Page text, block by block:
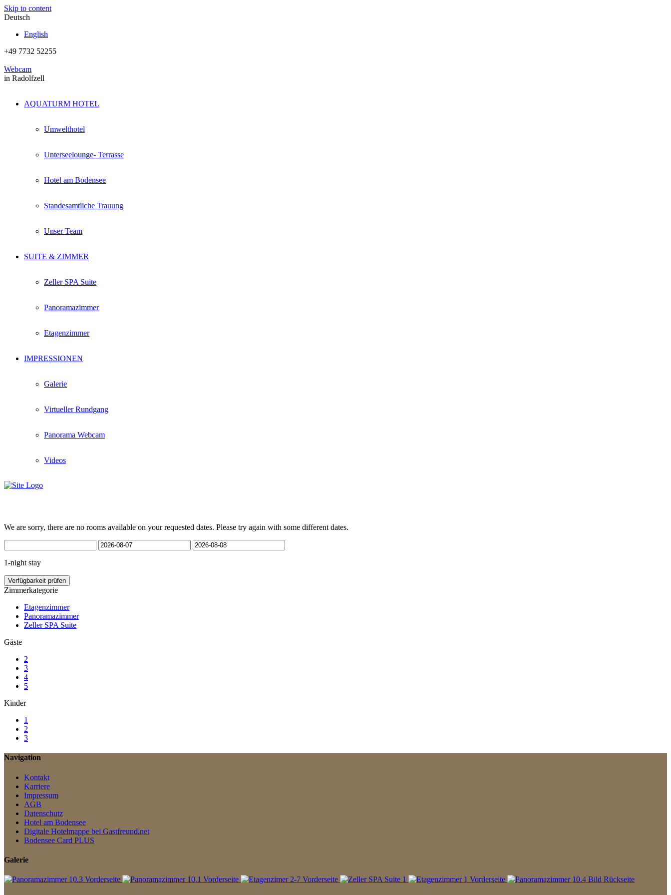
Skip to content
Deutsch
English
+49 7732 52255
Webcam
in Radolfzell
AQUATURM HOTEL
Umwelthotel
Unterseelounge- Terrasse
Hotel am Bodensee
Standesamtliche Trauung
Unser Team
SUITE & ZIMMER
Zeller SPA Suite
Panoramazimmer
Etagenzimmer
IMPRESSIONEN
Galerie
Virtueller Rundgang
Panorama Webcam
Videos
We are sorry, there are no rooms available on your requested dates. Please try again with some different dates.
1-night stay
Verfügbarkeit prüfen
Zimmerkategorie
Etagenzimmer
Panoramazimmer
Zeller SPA Suite
Gäste
2
3
4
5
Kinder
1
2
3
Navigation
Kontakt
Karriere
Impressum
AGB
Datenschutz
Hotel am Bodensee
Digitale Hotelmappe bei Gastfreund.net
Bodensee Card PLUS
Galerie